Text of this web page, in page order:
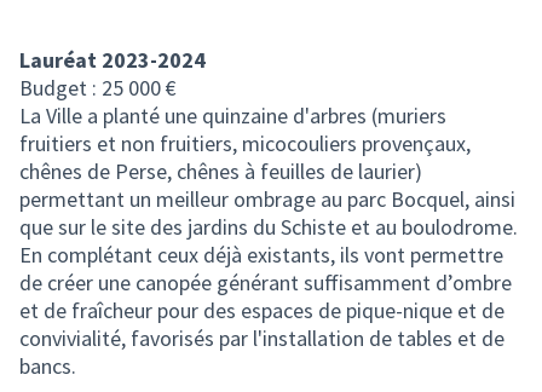
Lauréat 2023-2024
Budget : 25 000 €
La Ville a planté une quinzaine d'arbres (muriers
fruitiers et non fruitiers, micocouliers provençaux,
chênes de Perse, chênes à feuilles de laurier)
permettant un meilleur ombrage au parc Bocquel, ainsi
que sur le site des jardins du Schiste et au boulodrome.
En complétant ceux déjà existants, ils vont permettre
de créer une canopée générant ​suffisamment d’ombre
et de fraîcheur pour des​ espaces de pique-nique et de
convivialité​, favorisés par l'installation de tables et de
bancs.